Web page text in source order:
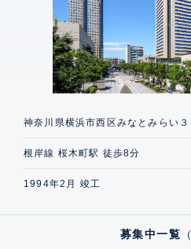
神奈川県横浜市西区みなとみらい３
根岸線 桜木町駅 徒歩8分
1994年2月 竣工
募集中一覧 （